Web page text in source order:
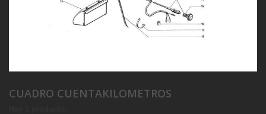
CUADRO CUENTAKILOMETROS